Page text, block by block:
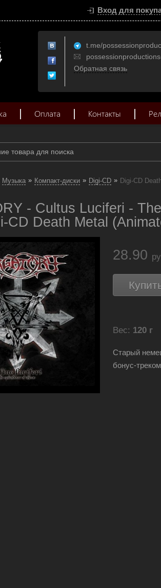
Вход для
t.me/
Обратная связь
Оплата Контакты
Музыка » Компакт-диски » Digi-CD » Digi-CD
- Cultus Luciferi -
CD Death Metal
28.90
Вес: 120 г
Старый
бонус-